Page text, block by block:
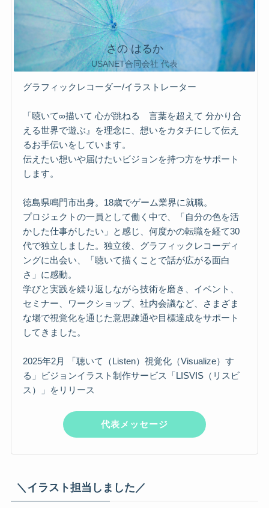
さの はるか
USANET合同会社 代表
グラフィックレコーダー/イラストレーター
「聴いて∞描いて 心が跳ねる 言葉を超えて 分かり合
える世界で遊ぶ』を理念に、想いをカタチにして伝え
るお手伝いをしています。
伝えたい想いや届けたいビジョンを持つ方をサポート
します。
徳島県鳴門市出身。18歳でゲーム業界に就職。
プロジェクトの一員として働く中で、「自分の色を活
かした仕事がしたい」と感じ、何度かの転職を経て30
代で独立しました。独立後、グラフィックレコーディ
ングに出会い、「聴いて描くことで話が広がる面白
さ」に感動。
学びと実践を繰り返しながら技術を磨き、イベント、
セミナー、ワークショップ、社内会議など、さまざま
な場で視覚化を通じた意思疎通や目標達成をサポート
してきました。
2025年2月 「聴いて（Listen）視覚化（Visualize）す
る」ビジョンイラスト制作サービス「LISVIS（リスビ
ス）」をリリース
代表メッセージ
＼イラスト担当しました／